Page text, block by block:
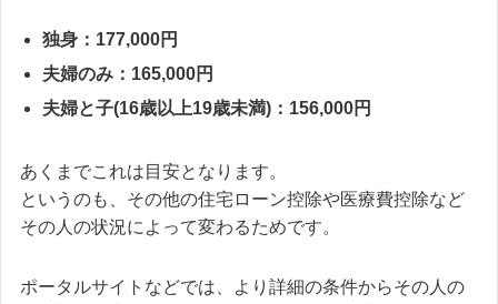
独身：177,000円
夫婦のみ：165,000円
夫婦と子(16歳以上19歳未満)：156,000円
あくまでこれは目安となります。
というのも、その他の住宅ローン控除や医療費控除など
その人の状況によって変わるためです。
ポータルサイトなどでは、より詳細の条件からその人の